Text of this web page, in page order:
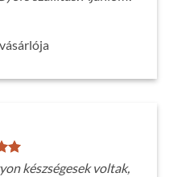
készségesek voltak,